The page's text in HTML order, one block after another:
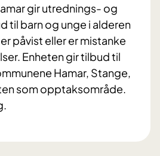
gir utrednings- og
til barn og unge i alderen
påvist eller er mistanke
Enheten gir tilbud til
Hamar, Stange,
som opptaksområde.